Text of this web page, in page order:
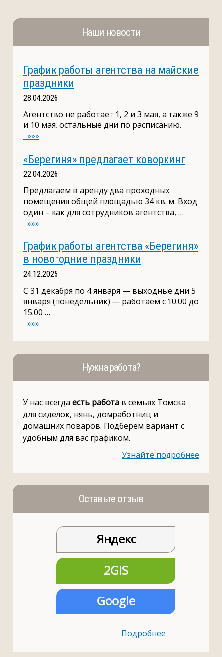
Наши новости
График работы агентства на майские
праздники
28.04.2026
Агентство не работает 1, 2 и 3 мая, а также 9
и 10 мая, остальные дни по расписанию.
»»»
«Берегиня» предлагает коворкинг
22.04.2026
Предлагаем в аренду два проходных
помещения общей площадью 34 кв. м. Вход
один – как для сотрудников агентства, …
»»»
График работы агентства «Берегиня»
в новогодние праздники
24.12.2025
С 31 декабря по 4 января — выходные дни 5
января (понедельник) — работаем с 10.00 до
15.00 …
»»»
Нужна работа?
У нас всегда есть работа в семьях Томска
для сиделок, нянь, домработниц и
домашних поваров. Подберем вариант с
удобным для вас графиком.
Узнайте подробнее
Оставьте отзыв
Яндекс
2GIS
Google
Подробнее